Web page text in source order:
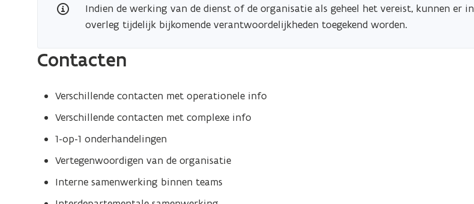
Indien de werking van de dienst of de organisatie als geheel het vereist, kunnen er in
overleg tijdelijk bijkomende verantwoordelijkheden toegekend worden.
Contacten
Verschillende contacten met operationele info
Verschillende contacten met complexe info
1-op-1 onderhandelingen
Vertegenwoordigen van de organisatie
Interne samenwerking binnen teams